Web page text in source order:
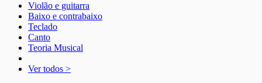
Violão e guitarra
Baixo e contrabaixo
Teclado
Canto
Teoria Musical
Ver todos >